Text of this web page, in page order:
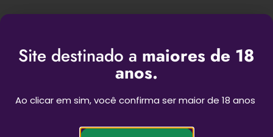
BEST SESSIONS
Site destinado a maiores de 18
anos.
Ao clicar em sim, você confirma ser maior de 18 anos